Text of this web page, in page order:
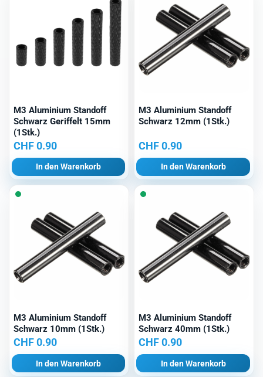
M3 Aluminium Standoff
Schwarz Geriffelt 15mm
(1Stk.)
CHF0.90
In den Warenkorb
M3 Aluminium Standoff
Schwarz 12mm (1Stk.)
CHF0.90
In den Warenkorb
M3 Aluminium Standoff
Schwarz 10mm (1Stk.)
CHF0.90
In den Warenkorb
M3 Aluminium Standoff
Schwarz 40mm (1Stk.)
CHF0.90
In den Warenkorb